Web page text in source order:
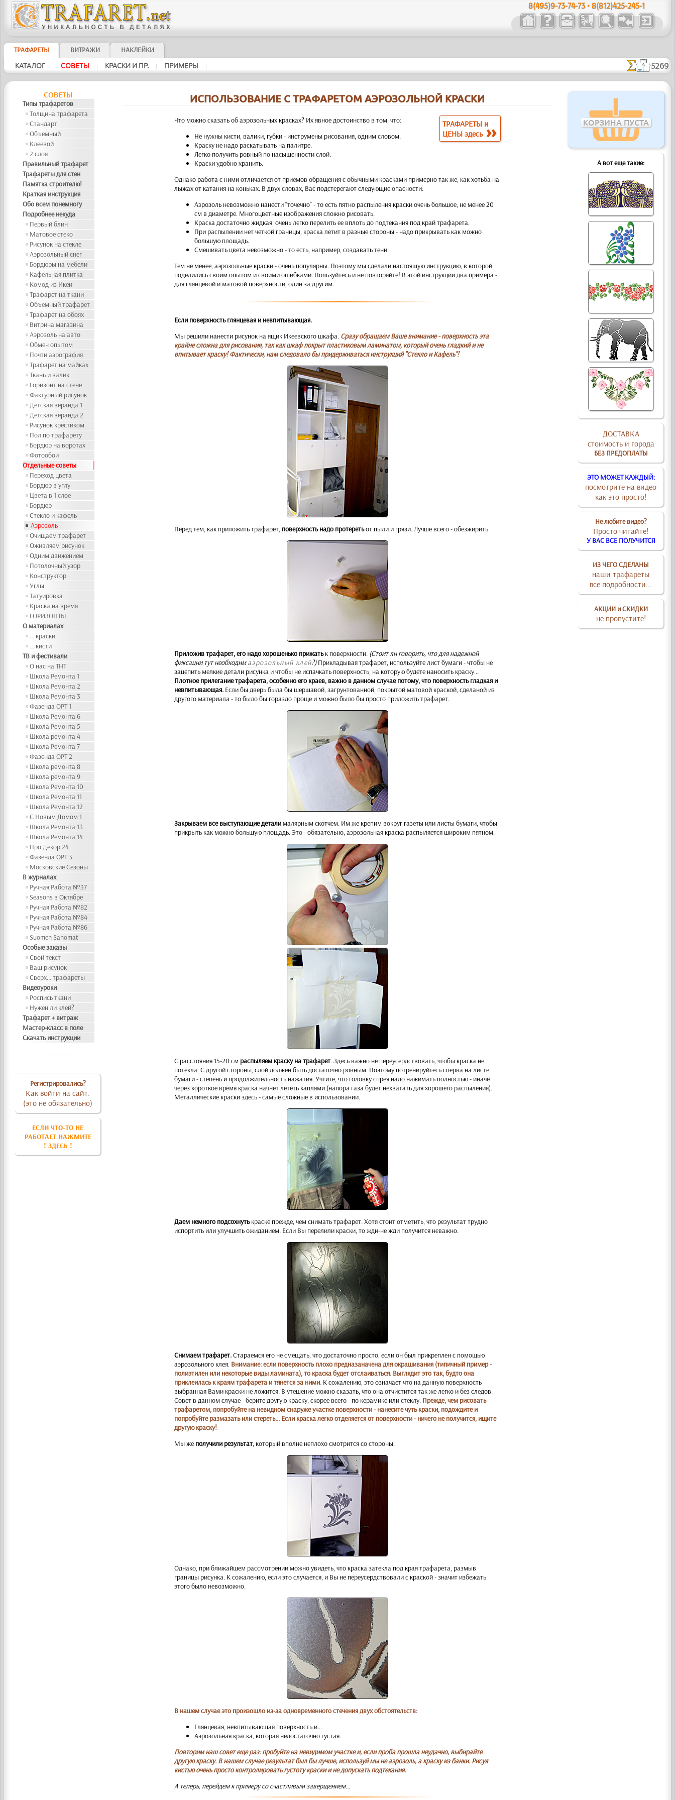
8(495)9-73-74-73 • 8(812)425-245-1
ТРАФАРЕТЫ ВИТРАЖИ НАКЛЕЙКИ
КАТАЛОГ | СОВЕТЫ | КРАСКИ И ПР. | ПРИМЕРЫ | 5269
СОВЕТЫ
Типы трафаретов
Толщина трафарета
Стандарт
Объемный
Клеевой
2 слоя
Правильный трафарет
Трафареты для стен
Памятка строителю!
Краткая инструкция
Обо всем понемногу
Подробнее некуда
Первый блин
Матовое стеко
Рисунок на стекле
Аэрозольный снег
Бордюры на мебели
Кафельная плитка
Комод из Икеи
Трафарет на ткани
Объемный трафарет
Трафарет на обоях
Витрина магазина
Аэрозоль на авто
Обмен опытом
Почти аэрография
Трафарет на майках
Ткань и валик
Горизонт на стене
Фактурный рисунок
Детская веранда 1
Детская веранда 2
Рисунок крестиком
Пол по трафарету
Бордюр на воротах
Фотообои
Отдельные советы
Переход цвета
Бордюр в углу
Цвета в 1 слое
Бордюр
Стекло и кафель
Аэрозоль
Очищаем трафарет
Оживляем рисунок
Одним движением
Потолочный узор
Конструктор
Углы
Татуировка
Краска на время
ГОРИЗОНТЫ
О материалах
... краски
... кисти
ТВ и фестивали
О нас на ТНТ
Школа Ремонта 1
Школа Ремонта 2
Школа Ремонта 3
Фазенда ОРТ 1
Школа Ремонта 6
Школа Ремонта 5
Школа ремонта 4
Школа Ремонта 7
Фазенда ОРТ 2
Школа ремонта 8
Школа ремонта 9
Школа Ремонта 10
Школа Ремонта 11
Школа Ремонта 12
С Новым Домом 1
Школа Ремонта 13
Школа Ремонта 14
Про Декор 24
Фазенда ОРТ 3
Московские Сезоны
В журналах
Ручная Работа №37
Seasons в Октябре
Ручная Работа №82
Ручная Работа №84
Ручная Работа №86
Suomen Sanomat
Особые заказы
Свой текст
Ваш рисунок
Сверх... трафареты
Видеоуроки
Роспись ткани
Нужен ли клей?
Трафарет + витраж
Мастер-класс в поле
Скачать инструкции
Регистрировались?
Как войти на сайт.
(это не обязательно)
ЕСЛИ ЧТО-ТО НЕ
РАБОТАЕТ НАЖМИТЕ
! ЗДЕСЬ !
КОРЗИНА ПУСТА
А вот еще такие:
ДОСТАВКА
стоимость и города
БЕЗ ПРЕДОПЛАТЫ
ЭТО МОЖЕТ КАЖДЫЙ:
посмотрите на видео
как это просто!
Не любите видео?
Просто читайте!
У ВАС ВСЕ ПОЛУЧИТСЯ
ИЗ ЧЕГО СДЕЛАНЫ
наши трафареты
все подробности...
АКЦИИ и СКИДКИ
не пропустите!
ИСПОЛЬЗОВАНИЕ С ТРАФАРЕТОМ АЭРОЗОЛЬНОЙ КРАСКИ
ТРАФАРЕТЫ и
ЦЕНЫ здесь
Что можно сказать об аэрозольных красках? Их явное достоинство в том, что:
Не нужны кисти, валики, губки - инструмены рисования, одним словом.
Краску не надо раскатывать на палитре.
Легко получить ровный по насыщенности слой.
Краски удобно хранить.
Однако работа с ними отличается от приемов обращения с обычными красками примерно так же, как хотьба на
лыжах от катания на коньках. В двух словах, Вас подстерегают следующие опасности:
Аэрозоль невозможно нанести "точечно" - то есть пятно распыления краски очень большое, не менее 20
см в диаметре. Многоцветные изображения сложно рисовать.
Краска достаточно жидкая, очень легко перелить ее вплоть до подтекания под край трафарета.
При распылении нет четкой границы, краска летит в разные стороны - надо прикрывать как можно
большую площадь.
Смешивать цвета невозможно - то есть, например, создавать тени.
Тем не менее, аэрозольные краски - очень популярны. Поэтому мы сделали настоящую инструкцию, в которой
поделились своим опытом и своими ошибками. Пользуйтесь и не повторяйте! В этой инструкции два примера -
для глянцевой и матовой поверхности, один за другим.
Если поверхность глянцевая и невпитывающая.
Мы решили нанести рисунок на ящик Икеевского шкафа. Сразу обращаем Ваше внимание - поверхность эта
крайне сложна для рисования, так как шкаф покрыт пластиковым ламинатом, который очень гладкий и не
впитывает краску! Фактически, нам следовало бы придерживаться инструкций "Стекло и Кафель"!
Перед тем, как приложить трафарет, поверхность надо протеретьот пыли и грязи. Лучше всего - обезжирить.
Приложив трафарет, его надо хорошенько прижатьк поверхности. (Стоит ли говорить, что для надежной
фиксации тут необходимаэрозольный клей?)Прикладывая трафарет, используйте лист бумаги - чтобы не
зацепить мелкие детали рисунка и чтобы не испачкать поверхность, на которую будете наносить краску...
Плотное прилегание трафарета, особенно его краев, важно в данном случае потому, что поверхность гладкая и
невпитывающая.Если бы дверь была бы шершавой, загрунтованной, покрытой матовой краской, сделаной из
другого материала - то было бы гораздо проще и можно было бы просто приложить трафарет.
Закрываем все выступающие детали малярным скотчем. Им же крепим вокруг газеты или листы бумаги, чтобы
прикрыть как можно большую площадь. Это - обязательно, аэрозольная краска распыляется широким пятном.
С расстояния 15-20 см распыляем краску на трафарет. Здесь важно не переусердствовать, чтобы краска не
потекла. С другой стороны, слой должен быть достаточно ровным. Поэтому потренируйтесь сперва на листе
бумаги - степень и продолжительность нажатия. Учтите, что головку спрея надо нажимать полностью - иначе
через короткое время краска начнет лететь каплями (напора газа будет нехватать для хорошего распыления).
Металлические краски здесь - самые сложные в использовании.
Даем немного подсохнутькраске прежде, чем снимать трафарет. Хотя стоит отметить, что результат трудно
испортить или улучшить ожиданием. Если Вы перелили краски, то жди-не жди получится неважно.
Снимаем трафарет.Стараемся его не смещать, что достаточно просто, если он был прикреплен с помощью
аэрозольного клея. Внимание: если поверхность плохо предназаначена для окрашивания (типичный пример -
полиэтилен или некоторые виды ламината), то краска будет отслаиваться. Выглядит это так, будто она
приклеилась к краям трафарета и тянется за ними.К сожалению, это означает что на данную поверхность
выбранная Вами краски не ложится. В утешение можно сказать, что она отчистится так же легко и без следов.
Совет в данном случае - берите другую краску, скорее всего - по керамике или стеклу. Прежде, чем рисовать
трафаретом, попробуйте на невидном снаруже участке поверхности - нанесите чуть краски, подождите и
попробуйте размазать или стереть... Если краска легко отделяется от поверхности - ничего не получится, ищите
другую краску!
Мы же получили результат, который вполне неплохо смотрится со стороны.
Однако, при ближайшем рассмотрении можно увидеть, что краска затекла под края трафарета, размыв
границы рисунка. К сожалению, если это случается, и Вы не переусердствовали с краской - значит избежать
этого было невозможно.
В нашем случае это произошло из-за одновременного стечения двух обстоятельств:
Глянцевая, невпитывающая поверхность и...
Аэрозольная краска, которая недостаточно густая.
Повторим наш совет еще раз: пробуйте на невидимом участке и, если проба прошла неудачно, выбирайте
другую краску. В нашем случае результат был бы лучше, используй мы не аэрозоль, а краску из банки. Рисуя
кистью очень просто контролировать густоту краски и не допускать подтекания.
А теперь, перейдем к примеру со счастливым заверщением...